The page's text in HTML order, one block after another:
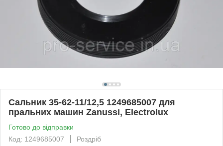
Сальник 35-62-11/12,5 1249685007 для
пральних машин Zanussi, Electrolux
Готово до відправки
Код: 1249685007
Роздріб